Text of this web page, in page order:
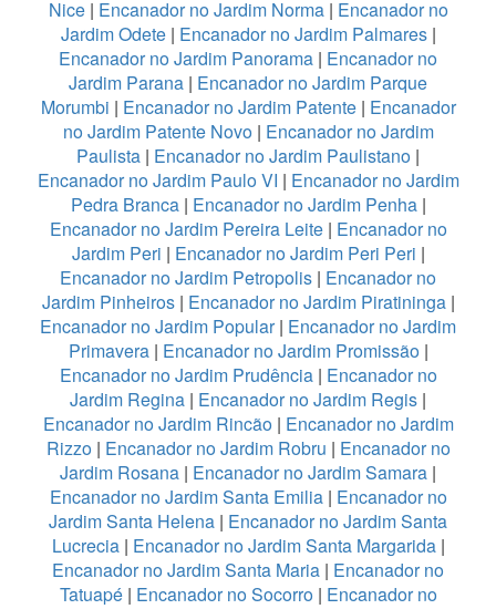
Nice| Encanador no Jardim Norma| Encanador no
Jardim Odete| Encanador no Jardim Palmares|
Encanador no Jardim Panorama | Encanador no
Jardim Parana | Encanador no Jardim Parque
Morumbi | Encanador no Jardim Patente| Encanador
no Jardim Patente Novo| Encanador no Jardim
Paulista | Encanador no Jardim Paulistano |
Encanador no Jardim Paulo VI | Encanador no Jardim
Pedra Branca| Encanador no Jardim Penha|
Encanador no Jardim Pereira Leite| Encanador no
Jardim Peri | Encanador no Jardim Peri Peri |
Encanador no Jardim Petropolis | Encanador no
Jardim Pinheiros| Encanador no Jardim Piratininga|
Encanador no Jardim Popular| Encanador no Jardim
Primavera| Encanador no Jardim Promissão|
Encanador no Jardim Prudência| Encanador no
Jardim Regina | Encanador no Jardim Regis |
Encanador no Jardim Rincão| Encanador no Jardim
Rizzo| Encanador no Jardim Robru | Encanador no
Jardim Rosana | Encanador no Jardim Samara |
Encanador no Jardim Santa Emilia| Encanador no
Jardim Santa Helena | Encanador no Jardim Santa
Lucrecia| Encanador no Jardim Santa Margarida|
Encanador no Jardim Santa Maria | Encanador no
Tatuapé| Encanador no Socorro| Encanador no